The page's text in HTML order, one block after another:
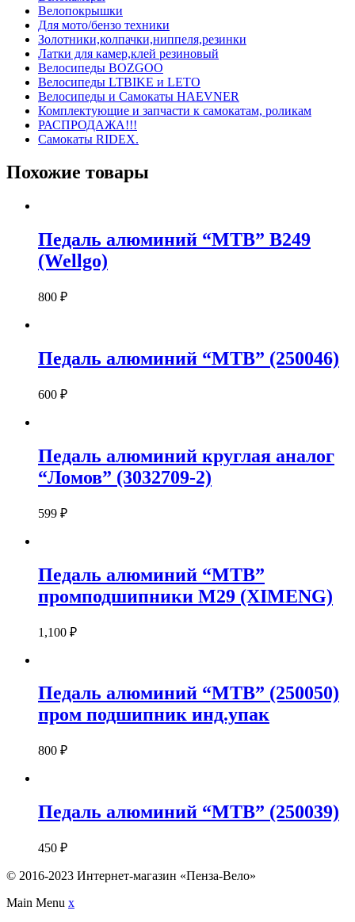
Велопокрышки
Для мото/бензо техники
Золотники,колпачки,ниппеля,резинки
Латки для камер,клей резиновый
Велосипеды BOZGOO
Велосипеды LTBIKE и LETO
Велосипеды и Самокаты HAEVNER
Комплектующие и запчасти к самокатам, роликам
РАСПРОДАЖА!!!
Самокаты RIDEX.
Похожие товары
Педаль алюминий “MTB” B249
(Wellgo)
800 ₽
Педаль алюминий “MTB” (250046)
600 ₽
Педаль алюминий круглая аналог
“Ломов” (3032709-2)
599 ₽
Педаль алюминий “MTB”
промподшипники M29 (XIMENG)
1,100 ₽
Педаль алюминий “MTB” (250050)
пром подшипник инд.упак
800 ₽
Педаль алюминий “MTB” (250039)
450 ₽
© 2016-2023 Интернет-магазин «Пенза-Вело»
Main Menu x